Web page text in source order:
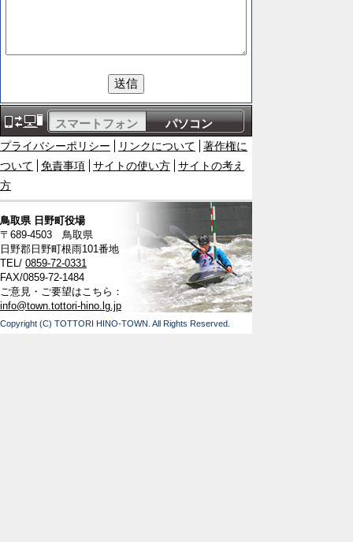
パソコン
スマートフォン
プライバシーポリシー リンクについて
著作権に
ついて
免責事項 サイトの使い方
サイトの考え
方
鳥取県 日野町役場
〒689-4503 鳥取県
日野郡日野町根雨101番地
TEL/ 0859-72-0331
FAX/0859-72-1484
ご意見・ご要望はこちら：
info@town.tottori-hino.lg.jp
Copyright (C) TOTTORI HINO-TOWN. All Rights Reserved.